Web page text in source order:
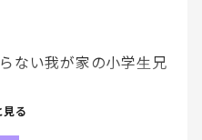
ない我が家の小学生兄
見る